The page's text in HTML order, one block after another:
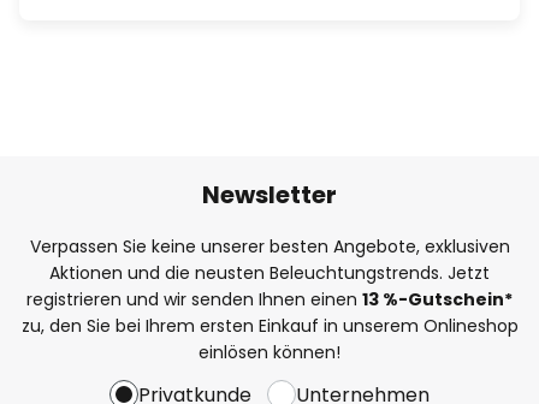
Newsletter
Verpassen Sie keine unserer besten Angebote, exklusiven
Aktionen und die neusten Beleuchtungstrends. Jetzt
registrieren und wir senden Ihnen einen 13 %-Gutschein*
zu, den Sie bei Ihrem ersten Einkauf in unserem Onlineshop
einlösen können!
Privatkunde Unternehmen